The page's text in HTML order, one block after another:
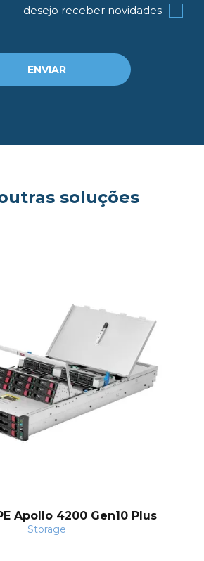
desejo receber novidades
ENVIAR
soluções
Apollo 4200 Gen10 Plus
Storage